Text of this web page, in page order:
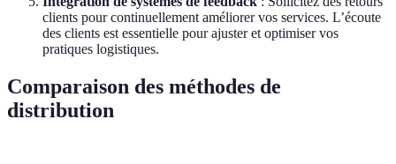
clients pour continuellement améliorer vos services. L’écoute
des clients est essentielle pour ajuster et optimiser vos
pratiques logistiques.
Comparaison des méthodes de
distribution